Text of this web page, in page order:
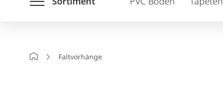
StartseiteFaltvorhänge